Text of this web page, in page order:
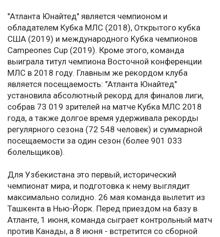
"Атланта Юнайтед" является чемпионом и
обладателем Кубка МЛС (2018), Открытого кубка
США (2019) и международного Кубка чемпионов
Campeones Cup (2019). Кроме этого, команда
выиграла титул чемпиона Восточной конференции
МЛС в 2018 году. Главным же рекордом клуба
является посещаемость: "Атланта Юнайтед"
установила абсолютный рекорд для финалов лиги,
собрав 73 019 зрителей на матче Кубка МЛС 2018
года, а также долгое время удерживала рекорды
регулярного сезона (72 548 человек) и суммарной
посещаемости за один сезон (более 901 033
болельщиков).
Для Узбекистана это первый, исторический
чемпионат мира, и подготовка к нему выглядит
максимально солидно. 26 мая команда вылетит из
Ташкента в Нью-Йорк. Перед приездом на базу в
Атланте, 1 июня, команда сыграет контрольный матч
против Канады, а 8 июня - встретится со сборной